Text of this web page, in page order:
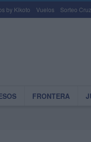
by Kikoto Vuelos Sorteo
FRONTERA